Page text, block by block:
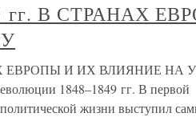
гг. В СТРАНАХ
ЕВРОПЫ И ИХ ВЛИЯНИЕ НА
1848–1849 гг. В первой
жизни выступил